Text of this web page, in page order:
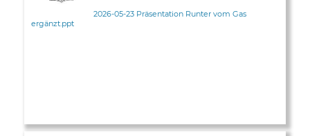
2026-05-23 Präsentation Runter vom Gas
ergänzt.ppt